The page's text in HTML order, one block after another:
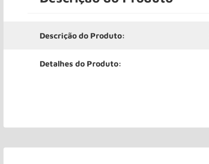
Descrição do Produto:
Detalhes do Produto: